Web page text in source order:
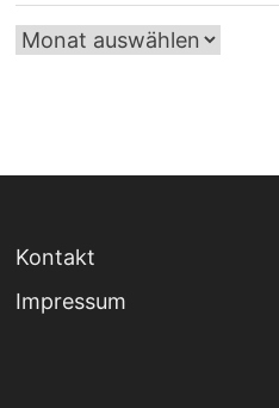
Archiv
Kontakt
Impressum